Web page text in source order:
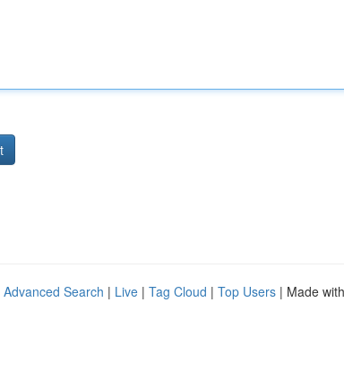
Advanced Search | Live | Tag Cloud | Top Users | Made with